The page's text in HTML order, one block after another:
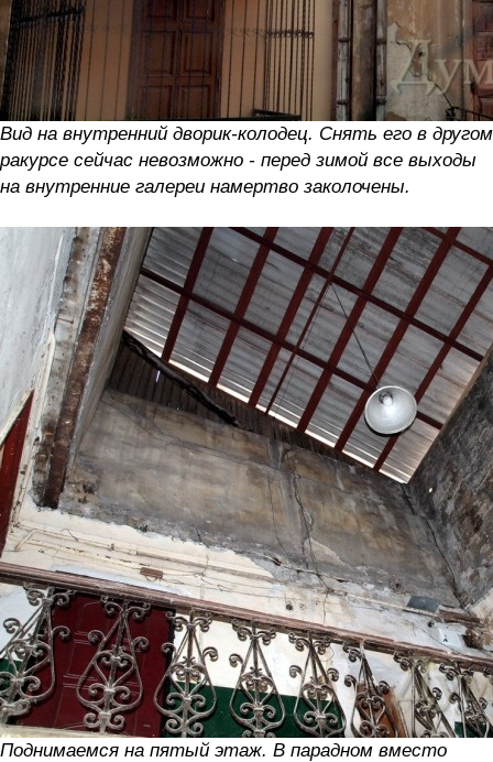
Вид на внутренний дворик-колодец. Снять его в другом
ракурсе сейчас невозможно - перед зимой все выходы
на внутренние галереи намертво заколочены.
Поднимаемся на пятый этаж. В парадном вместо